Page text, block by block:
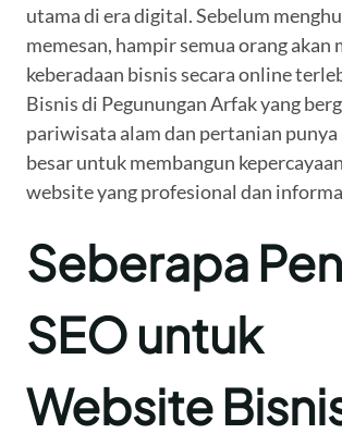
utama di era digital. Sebelum
memesan, hampir semua orang akan
keberadaan bisnis secara online
Bisnis di Pegunungan Arfak yang
pariwisata alam dan pertanian punya
besar untuk membangun
website yang profesional dan
Seberapa
SEO untuk
Website